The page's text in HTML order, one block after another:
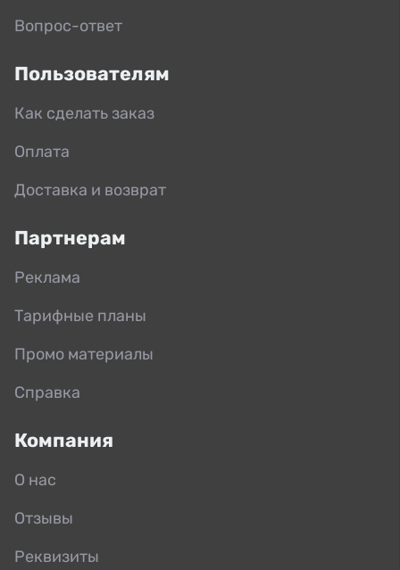
Вопрос-ответ
Пользователям
Как сделать заказ
Оплата
Доставка и возврат
Партнерам
Реклама
Тарифные планы
Промо материалы
Справка
Компания
О нас
Отзывы
Реквизиты